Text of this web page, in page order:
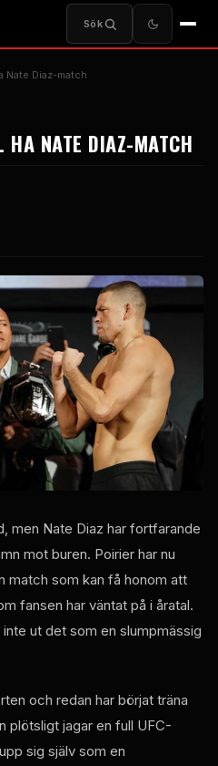
Sök
Nate Diaz-match
NATE DIAZ-MATCH
men Nate Diaz har fortfarande
mot buren. Poirier har nu
match som kan få honom att
fansen har väntat på i åratal.
inte ut det som en slumpmässig
och redan har börjat träna
plötsligt jagar en full UFC-
sig själv som en